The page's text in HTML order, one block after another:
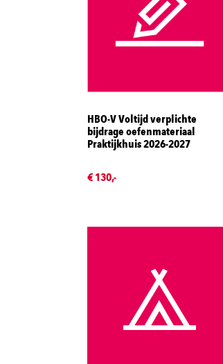
HBO-V Voltijd verplichte
bijdrage oefenmateriaal
Praktijkhuis 2026-2027
€ 130,-